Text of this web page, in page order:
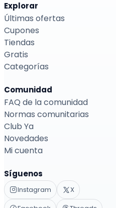
Explorar
Últimas ofertas
Cupones
Tiendas
Gratis
Categorías
Comunidad
FAQ de la comunidad
Normas comunitarias
Club Ya
Novedades
Mi cuenta
Síguenos
Instagram
X